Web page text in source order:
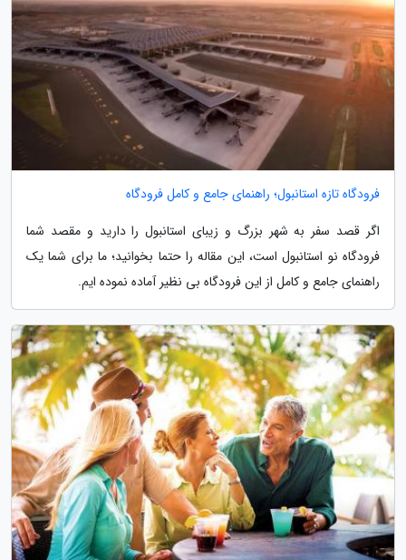
فرودگاه تازه استانبول؛ راهنمای جامع و کامل فرودگاه
اگر قصد سفر به شهر بزرگ و زیبای استانبول را دارید و مقصد شما
فرودگاه نو استانبول است، این مقاله را حتما بخوانید؛ ما برای شما یک
راهنمای جامع و کامل از این فرودگاه بی نظیر آماده نموده ایم.